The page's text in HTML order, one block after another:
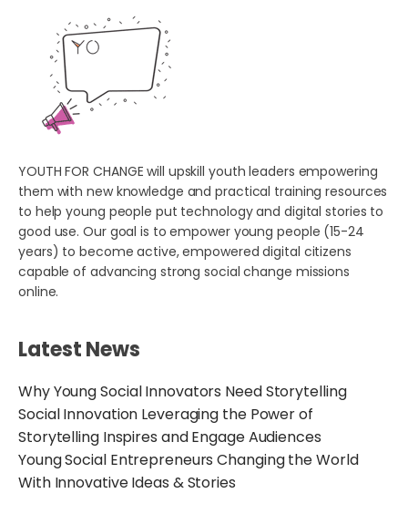
YOUTH FOR CHANGE will upskill youth leaders empowering
them with new knowledge and practical training resources
to help young people put technology and digital stories to
good use. Our goal is to empower young people (15-24
years) to become active, empowered digital citizens
capable of advancing strong social change missions
online.
Latest News
Why Young Social Innovators Need Storytelling
Social Innovation Leveraging the Power of
Storytelling Inspires and Engage Audiences
Young Social Entrepreneurs Changing the World
With Innovative Ideas & Stories